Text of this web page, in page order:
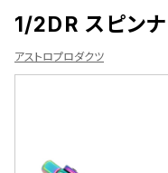
1/2DR スピン
アストロプロダクツ